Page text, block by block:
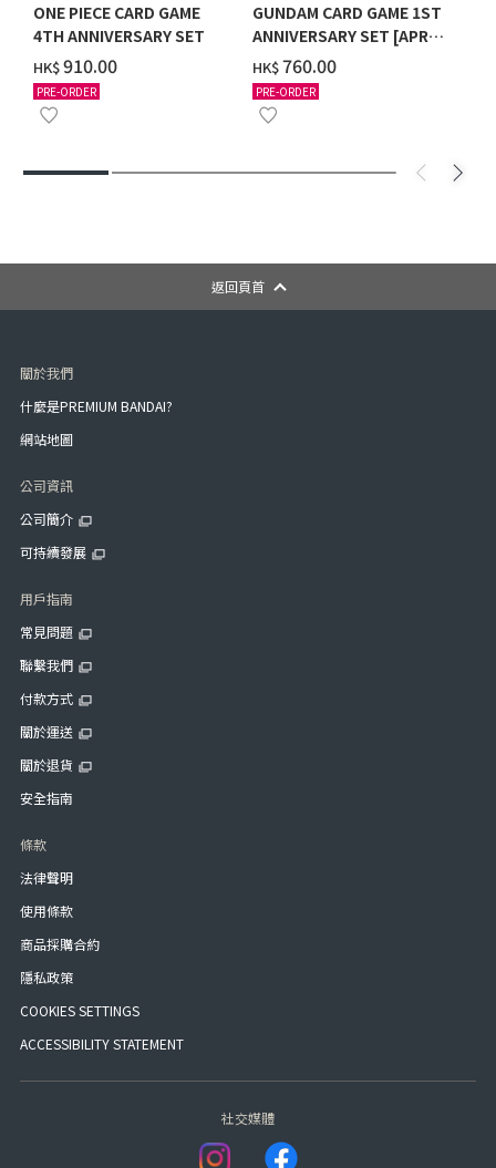
ONE PIECE CARD GAME
4TH ANNIVERSARY SET
HK$‌910.00
PRE-ORDER
GUNDAM CARD GAME 1ST
ANNIVERSARY SET [APR
2027 DELIVERY]
HK$‌760.00
PRE-ORDER
返回頁首
關於我們
什麼是PREMIUM BANDAI?
網站地圖
公司資訊
公司簡介
可持續發展
用戶指南
常見問題
聯繫我們
付款方式
關於運送
關於退貨
安全指南
條款
法律聲明
使用條款
商品採購合約
隱私政策
COOKIES SETTINGS
ACCESSIBILITY STATEMENT
社交媒體